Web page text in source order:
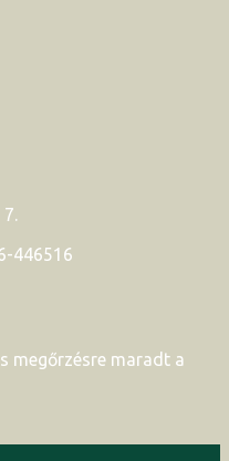
446516
megőrzésre maradt a